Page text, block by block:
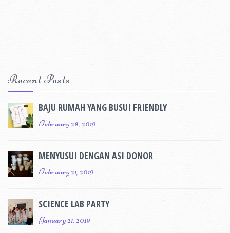
Recent Posts
BAJU RUMAH YANG BUSUI FRIENDLY
February 28, 2019
MENYUSUI DENGAN ASI DONOR
February 21, 2019
SCIENCE LAB PARTY
January 21, 2019